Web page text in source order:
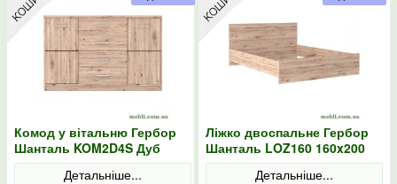
Комод у вітальню Гербор
Шанталь KOM2D4S Дуб
санремо світлий
Детальніше...
Ліжко двоспальне Гербор
Шанталь LOZ160 160x200
Дуб санремо світлий
Детальніше...